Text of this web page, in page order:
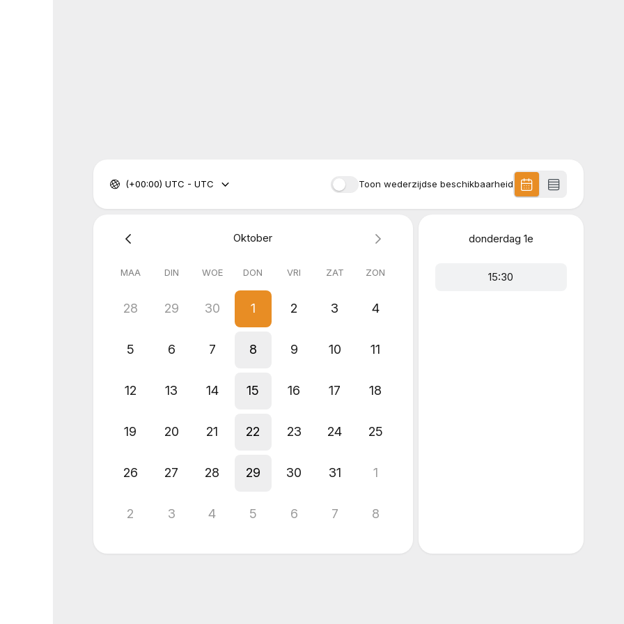
Toon wederzijdse beschikbaarheid
(+00:00) UTC - UTC
Oktober
MAA DIN WOE DON VRI ZAT ZON
28 29 30 1 2 3 4
5 6 7 8 9 10 11
12 13 14 15 16 17 18
19 20 21 22 23 24 25
26 27 28 29 30 31 1
2 3 4 5 6 7 8
donderdag 1e
15:30